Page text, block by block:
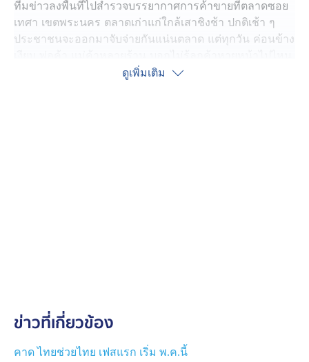
ทีมข่าวลงพื้นที่ไปสำรวจบรรยากาศการค้าขายที่ตลาดซอย
เทศา เขตพระนคร ตลาดเก่าแก่ใกล้เสาชิงช้า ปกติเช้า ๆ
ประชาชนจะออกมาจับจ่ายกันแน่นตลาด แต่ทุกวัน ค่อนข้าง
กัน หมด "นี่มันหนัก พอ ๆ กับช่วงโควิด19 ระบาดเหมือนกัน
ดูเพิ่มเติม
ข่าวที่เกี่ยวข้อง
คาด ไทยช่วยไทย เฟสแรก เริ่ม พ.ค.นี้